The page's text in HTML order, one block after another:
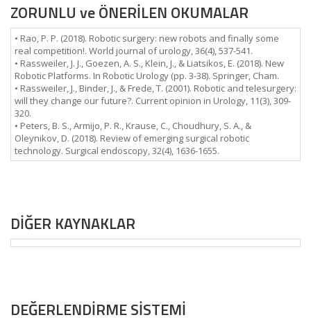
ZORUNLU ve ÖNERİLEN OKUMALAR
• Rao, P. P. (2018). Robotic surgery: new robots and finally some
real competition!. World journal of urology, 36(4), 537-541.
• Rassweiler, J. J., Goezen, A. S., Klein, J., & Liatsikos, E. (2018). New
Robotic Platforms. In Robotic Urology (pp. 3-38). Springer, Cham.
• Rassweiler, J., Binder, J., & Frede, T. (2001). Robotic and telesurgery:
will they change our future?. Current opinion in Urology, 11(3), 309-
320.
• Peters, B. S., Armijo, P. R., Krause, C., Choudhury, S. A., &
Oleynikov, D. (2018). Review of emerging surgical robotic
technology. Surgical endoscopy, 32(4), 1636-1655.
DİĞER KAYNAKLAR
DEĞERLENDİRME SİSTEMİ